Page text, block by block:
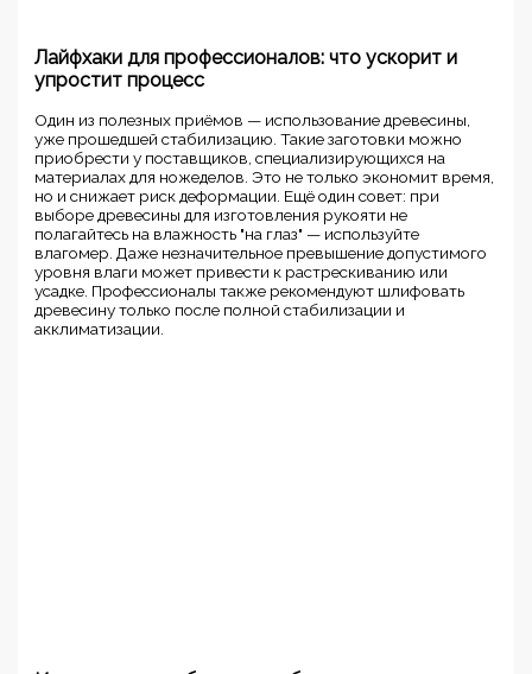
Лайфхаки для профессионалов: что ускорит и
упростит процесс
Один из полезных приёмов — использование древесины,
уже прошедшей стабилизацию. Такие заготовки можно
приобрести у поставщиков, специализирующихся на
материалах для ножеделов. Это не только экономит время,
но и снижает риск деформации. Ещё один совет: при
выборе древесины для изготовления рукояти не
полагайтесь на влажность "на глаз" — используйте
влагомер. Даже незначительное превышение допустимого
уровня влаги может привести к растрескиванию или
усадке. Профессионалы также рекомендуют шлифовать
древесину только после полной стабилизации и
акклиматизации.